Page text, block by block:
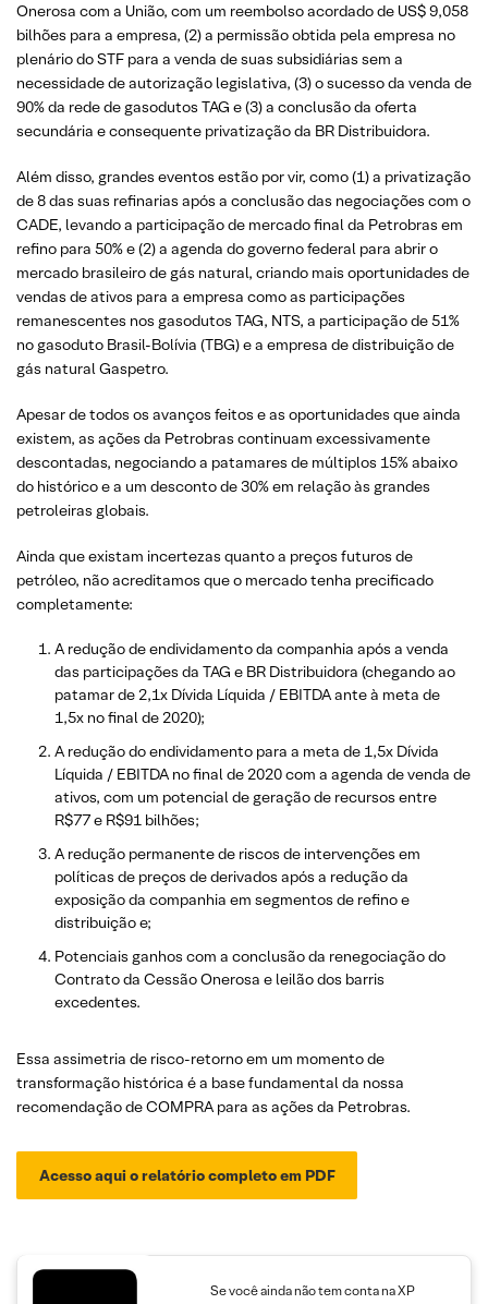
Onerosa com a União, com um reembolso acordado de US$ 9,058
bilhões para a empresa, (2) a permissão obtida pela empresa no
plenário do STF para a venda de suas subsidiárias sem a
necessidade de autorização legislativa, (3) o sucesso da venda de
90% da rede de gasodutos TAG e (3) a conclusão da oferta
secundária e consequente privatização da BR Distribuidora.
Além disso, grandes eventos estão por vir, como (1) a privatização
de 8 das suas refinarias após a conclusão das negociações com o
CADE, levando a participação de mercado final da Petrobras em
refino para 50% e (2) a agenda do governo federal para abrir o
mercado brasileiro de gás natural, criando mais oportunidades de
vendas de ativos para a empresa como as participações
remanescentes nos gasodutos TAG, NTS, a participação de 51%
no gasoduto Brasil-Bolívia (TBG) e a empresa de distribuição de
gás natural Gaspetro.
Apesar de todos os avanços feitos e as oportunidades que ainda
existem, as ações da Petrobras continuam excessivamente
descontadas, negociando a patamares de múltiplos 15% abaixo
do histórico e a um desconto de 30% em relação às grandes
petroleiras globais.
Ainda que existam incertezas quanto a preços futuros de
petróleo, não acreditamos que o mercado tenha precificado
completamente:
A redução de endividamento da companhia após a venda
das participações da TAG e BR Distribuidora (chegando ao
patamar de 2,1x Dívida Líquida / EBITDA ante à meta de
1,5x no final de 2020);
A redução do endividamento para a meta de 1,5x Dívida
Líquida / EBITDA no final de 2020 com a agenda de venda de
ativos, com um potencial de geração de recursos entre
R$77 e R$91 bilhões;
A redução permanente de riscos de intervenções em
políticas de preços de derivados após a redução da
exposição da companhia em segmentos de refino e
distribuição e;
Potenciais ganhos com a conclusão da renegociação do
Contrato da Cessão Onerosa e leilão dos barris
excedentes.
Essa assimetria de risco-retorno em um momento de
transformação histórica é a base fundamental da nossa
recomendação de COMPRA para as ações da Petrobras.
Acesso aqui o relatório completoem PDF
Se você ainda não tem conta na XP